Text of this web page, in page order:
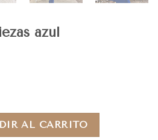
azul
AL CARRITO